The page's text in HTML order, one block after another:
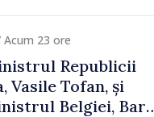
Acum 23 ore
Republicii
Vasile Tofan, și
Belgiei, Bart